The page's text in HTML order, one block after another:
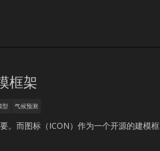
框架
型 气候预测
。而图标（ICON）作为一个开源的建模框